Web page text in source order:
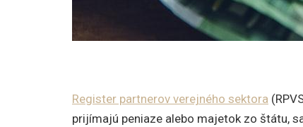
Register partnerov verejného sektora
prijímajú peniaze alebo majetok zo štátu,